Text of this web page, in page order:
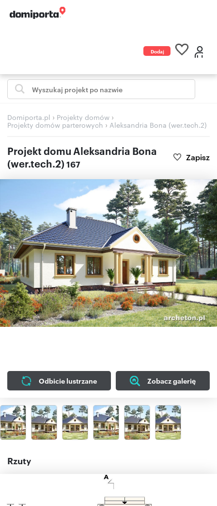
Dodaj
Domiporta.pl › Projekty domów ›
Projekty domów parterowych › Aleksandria Bona (wer.tech.2)
Projekt domu Aleksandria Bona
(wer.tech.2) 167
Zapisz
Odbicie lustrzane Zobacz galerię
Rzuty